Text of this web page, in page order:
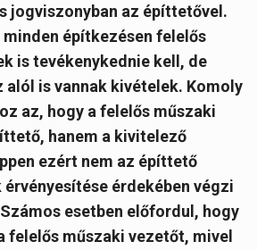
jogviszonyban az építtetővel.
építkezésen felelős
is tevékenykednie kell, de
alól is vannak kivételek. Komoly
az, hogy a felelős műszaki
hanem a kivitelező
ezért nem az építtető
érdekében végzi
esetben előfordul, hogy
felelős műszaki vezetőt, mivel